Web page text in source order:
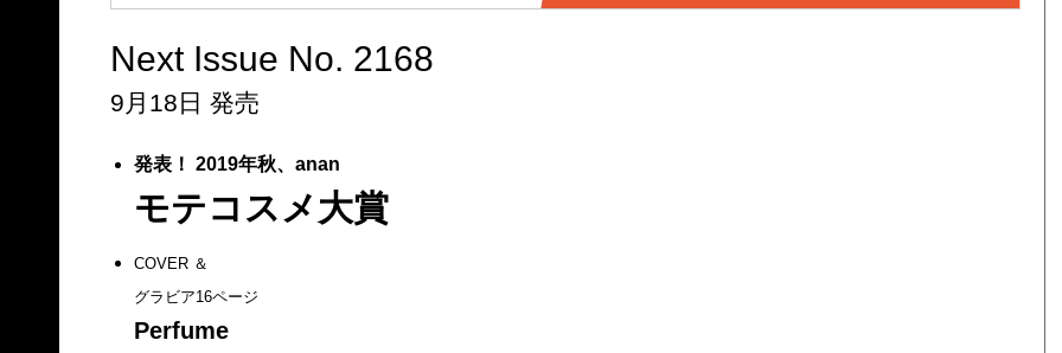
Next Issue No. 2168
9月18日 発売
発表！ 2019年秋、anan
モテコスメ大賞
COVER ＆
グラビア16ページ
Perfume